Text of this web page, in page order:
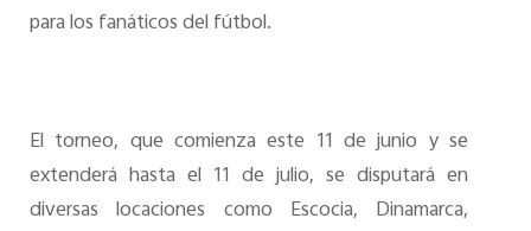
para los fanáticos del fútbol.
El torneo, que comienza este 11 de junio y se
extenderá hasta el 11 de julio, se disputará en
diversas locaciones como Escocia, Dinamarca,